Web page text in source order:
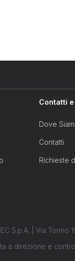
Contatti
Dove
Contatti
Richieste
S.p.A. | Via Torino
a direzione e